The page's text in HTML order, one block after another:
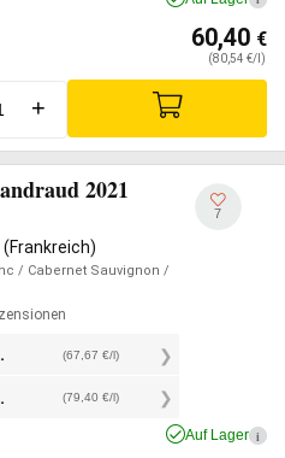
60,40 €
(80,54 €/l)
+
2021
/ Cabernet Sauvignon /
(67,67 €/l)
(79,40 €/l)
7
Auf Lager i